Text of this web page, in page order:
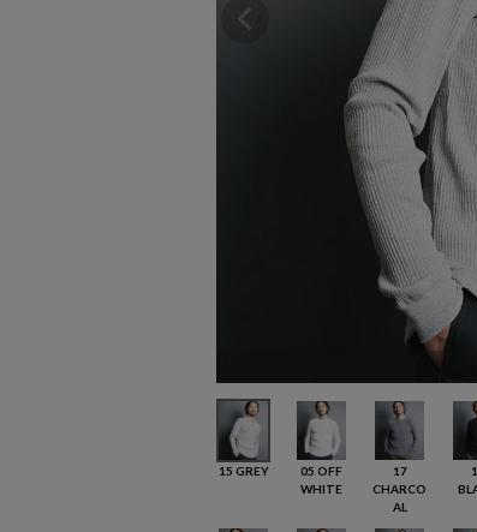
15 GREY
05 OFF
WHITE
17
CHARCO
AL